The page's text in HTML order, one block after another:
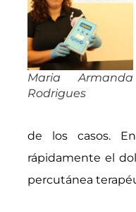
Maria Armanda
Rodrigues
de los casos.
rápidamente el
percutánea